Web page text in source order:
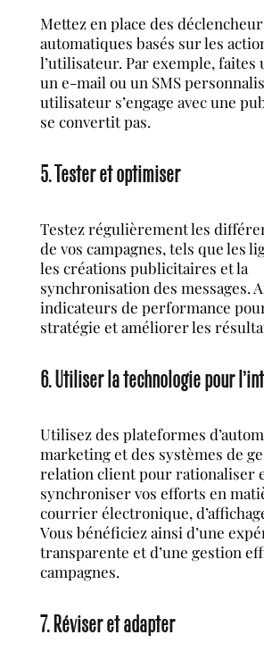
Mettez en place des
automatiques basés sur les
l’utilisateur. Par exemple, faites
un e-mail ou un SMS
utilisateur s’engage avec une
se convertit pas.
5. Tester et optimiser
Testez régulièrement les
de vos campagnes, tels que les
les créations publicitaires et la
synchronisation des messages.
indicateurs de performance
stratégie et améliorer les
6. Utiliser la technologie pour
Utilisez des plateformes
marketing et des systèmes de
relation client pour rationaliser
synchroniser vos efforts en
courrier électronique,
Vous bénéficiez ainsi d’une
transparente et d’une gestion
campagnes.
7. Réviser et adapter